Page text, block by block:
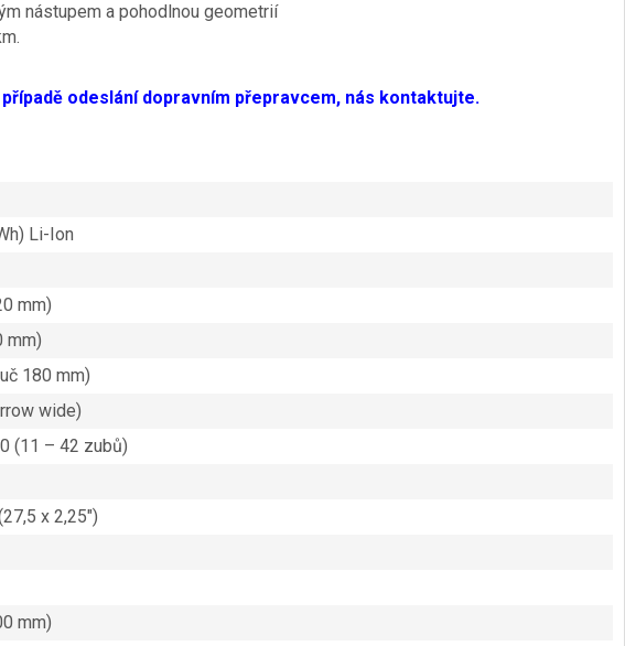
nástupem a pohodlnou geometrií
odeslání dopravním přepravcem, nás kontaktujte.
Li-Ion
mm)
mm)
180 mm)
wide)
(11 – 42 zubů)
x 2,25″)
mm)